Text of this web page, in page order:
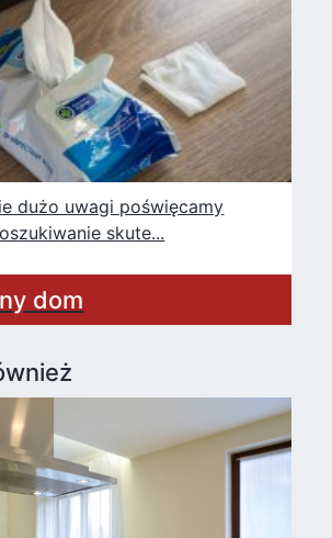
dużo uwagi poświęcamy
skute...
dom